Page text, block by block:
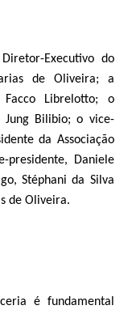
Executivo do
de Oliveira; a
Librelotto; o
Jung Bilibio; o vice-
da Associação
presidente, Daniele
Stéphani da Silva
de Oliveira.
é fundamental